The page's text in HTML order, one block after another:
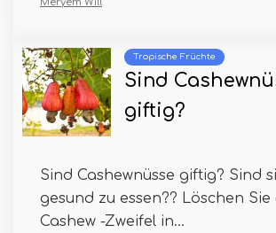
Meryem Will
Tropische Früchte
Sind
giftig?
Sind Cashewnüsse giftig? Sind
gesund zu essen?? Löschen Sie
Cashew -Zweifel in...